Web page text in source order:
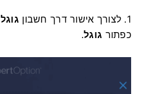
1. לצורך אישור דרך חשבון גוגל
כפתור גוגל.